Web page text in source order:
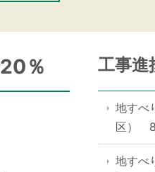
％ 工事進
地すべ
区） 8
地すべ